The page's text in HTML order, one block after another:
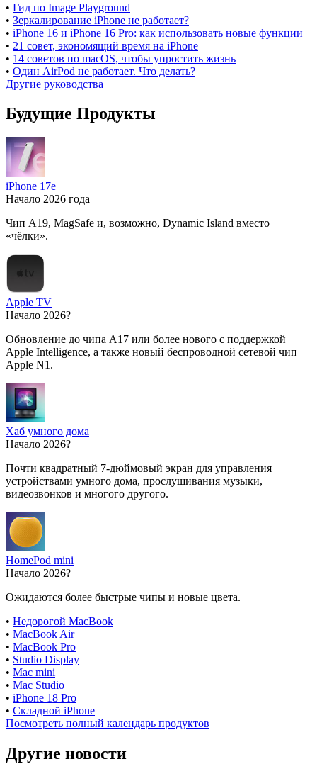
• Гид по Image Playground
• Зеркалирование iPhone не работает?
• iPhone 16 и iPhone 16 Pro: как использовать новые функции
• 21 совет, экономящий время на iPhone
• 14 советов по macOS, чтобы упростить жизнь
• Один AirPod не работает. Что делать?
Другие руководства
Будущие Продукты
iPhone 17e
Начало 2026 года
Чип A19, MagSafe и, возможно, Dynamic Island вместо
«чёлки».
Apple TV
Начало 2026?
Обновление до чипа A17 или более нового с поддержкой
Apple Intelligence, а также новый беспроводной сетевой чип
Apple N1.
Хаб умного дома
Начало 2026?
Почти квадратный 7-дюймовый экран для управления
устройствами умного дома, прослушивания музыки,
видеозвонков и многого другого.
HomePod mini
Начало 2026?
Ожидаются более быстрые чипы и новые цвета.
• Недорогой MacBook
• MacBook Air
• MacBook Pro
• Studio Display
• Mac mini
• Mac Studio
• iPhone 18 Pro
• Складной iPhone
Посмотреть полный календарь продуктов
Другие новости